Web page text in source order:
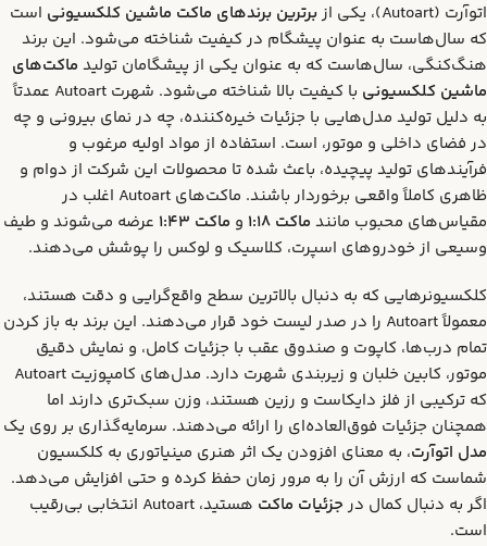
اتوآرت (Autoart)، یکی از برترین برندهای ماکت ماشین کلکسیونی است
که سال‌هاست به عنوان پیشگام در کیفیت شناخته می‌شود. این برند
هنگ‌کنگی، سال‌هاست که به عنوان یکی از پیشگامان تولید ماکت‌های
ماشین کلکسیونی
با کیفیت بالا شناخته می‌شود. شهرت Autoart عمدتاً
به دلیل تولید مدل‌هایی با جزئیات خیره‌کننده، چه در نمای بیرونی و چه
در فضای داخلی و موتور، است. استفاده از مواد اولیه مرغوب و
فرآیندهای تولید پیچیده، باعث شده تا محصولات این شرکت از دوام و
ظاهری کاملاً واقعی برخوردار باشند. ماکت‌های Autoart اغلب در
مقیاس‌های محبوب مانند ماکت 1:18 و ماکت 1:43
عرضه می‌شوند و طیف
وسیعی از خودروهای اسپرت، کلاسیک و لوکس را پوشش می‌دهند.
کلکسیونرهایی که به دنبال بالاترین سطح واقع‌گرایی و دقت هستند،
معمولاً Autoart را در صدر لیست خود قرار می‌دهند. این برند به باز کردن
تمام درب‌ها، کاپوت و صندوق عقب با جزئیات کامل، و نمایش دقیق
موتور، کابین خلبان و زیربندی شهرت دارد. مدل‌های کامپوزیت Autoart
که ترکیبی از فلز دایکاست و رزین هستند، وزن سبک‌تری دارند اما
همچنان جزئیات فوق‌العاده‌ای را ارائه می‌دهند. سرمایه‌گذاری بر روی یک
مدل اتوآرت، به معنای افزودن یک اثر هنری مینیاتوری به کلکسیون
شماست که ارزش آن را به مرور زمان حفظ کرده و حتی افزایش می‌دهد.
اگر به دنبال کمال در جزئیات ماکت
هستید، Autoart انتخابی بی‌رقیب
است.